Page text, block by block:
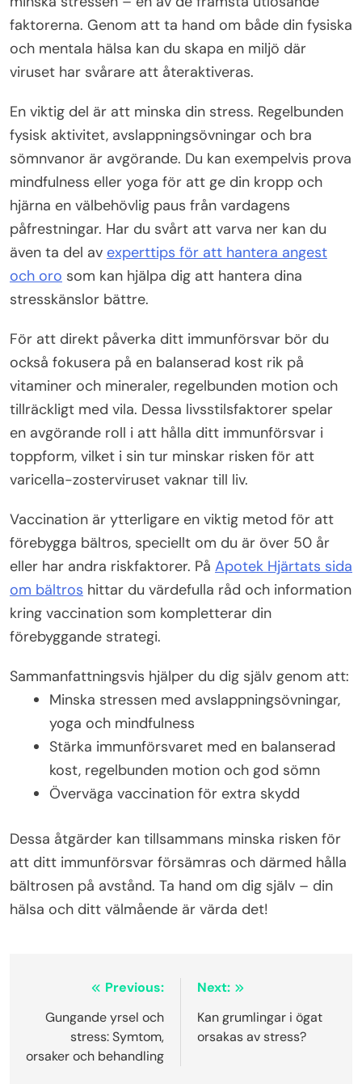
faktorerna. Genom att ta hand om både din fysiska
och mentala hälsa kan du skapa en miljö där
viruset har svårare att återaktiveras.
En viktig del är att minska din stress. Regelbunden
fysisk aktivitet, avslappningsövningar och bra
sömnvanor är avgörande. Du kan exempelvis prova
mindfulness eller yoga för att ge din kropp och
hjärna en välbehövlig paus från vardagens
påfrestningar. Har du svårt att varva ner kan du
även ta del av experttips för att hantera angest
och oro som kan hjälpa dig att hantera dina
stresskänslor bättre.
För att direkt påverka ditt immunförsvar bör du
också fokusera på en balanserad kost rik på
vitaminer och mineraler, regelbunden motion och
tillräckligt med vila. Dessa livsstilsfaktorer spelar
en avgörande roll i att hålla ditt immunförsvar i
toppform, vilket i sin tur minskar risken för att
varicella-zosterviruset vaknar till liv.
Vaccination är ytterligare en viktig metod för att
förebygga bältros, speciellt om du är över 50 år
eller har andra riskfaktorer. På Apotek Hjärtats sida
om bältros hittar du värdefulla råd och information
kring vaccination som kompletterar din
förebyggande strategi.
Sammanfattningsvis hjälper du dig själv genom att:
Minska stressen med avslappningsövningar,
yoga och mindfulness
Stärka immunförsvaret med en balanserad
kost, regelbunden motion och god sömn
Överväga vaccination för extra skydd
Dessa åtgärder kan tillsammans minska risken för
att ditt immunförsvar försämras och därmed hålla
bältrosen på avstånd. Ta hand om dig själv – din
hälsa och ditt välmående är värda det!
Inläggsnavigering
Previous:
Gungande yrsel och
stress: Symtom,
orsaker och behandling
Next:
Kan grumlingar i ögat
orsakas av stress?